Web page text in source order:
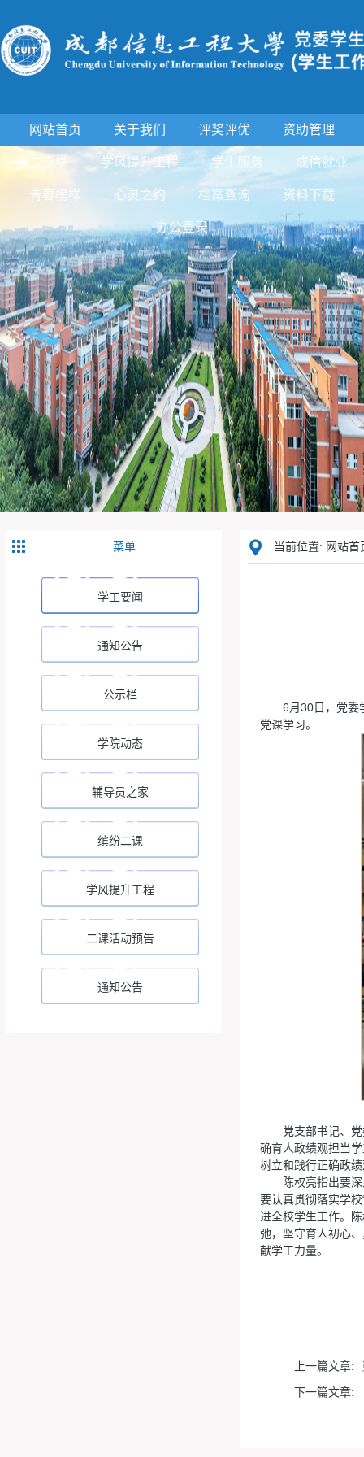
网站首页 关于我们 评奖评优 资助管理
第二课堂 学风提升工程 学生服务 成信就业
青春榜样 心灵之约 档案查询 资料下载
办公登录
菜单
学工要闻
通知公告
公示栏
学院动态
辅导员之家
缤纷二课
学风提升工程
二课活动预告
通知公告
当前位置: 网站
6月30日，党委
党课学习。
党支部书记、
确育人政绩观担当
树立和践行正确政
陈权亮指出要
要认真贯彻落实学
进全校学生工作。
弛，坚守育人初心
献学工力量。
上一篇文章:
下一篇文章: